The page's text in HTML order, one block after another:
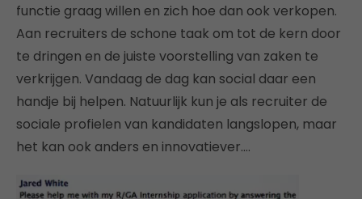
functie graag willen en zich hoe dan ook verkopen.
Aan recruiters de schone taak om tot de kern door
te dringen en de juiste voorstelling van zaken te
verkrijgen. Vandaag de dag kan social daar een
handje bij helpen. Natuurlijk kun je als recruiter de
sociale profielen van kandidaten langslopen, maar
het kan ook anders en innovatiever….